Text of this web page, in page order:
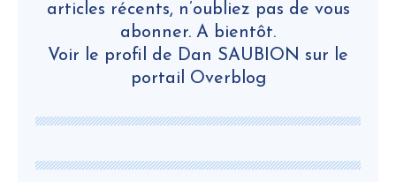
articles récents, n’oubliez pas de vous
abonner. A bientôt.
Voir le profil de Dan SAUBION sur le
portail Overblog